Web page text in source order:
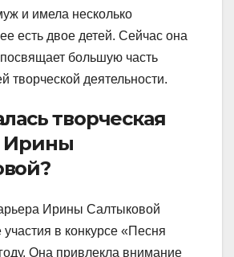
и имела несколько
есть двое детей. Сейчас она
большую часть
творческой деятельности.
творческая
Ирины
Ирины Салтыковой
участия в конкурсе «Песня
Она привлекла внимание